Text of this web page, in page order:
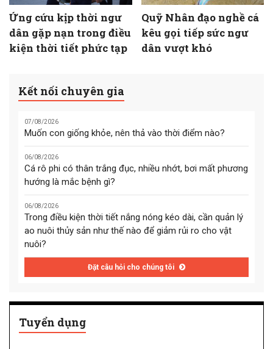
Ứng cứu kịp thời ngư
dân gặp nạn trong điều
kiện thời tiết phức tạp
Quỹ Nhân đạo nghề cá
kêu gọi tiếp sức ngư
dân vượt khó
Kết nối chuyên gia
07/08/2026
Muốn con giống khỏe, nên thả vào thời điểm nào?
06/08/2026
Cá rô phi có thân trắng đục, nhiều nhớt, bơi mất phương
hướng là mắc bệnh gì?
06/08/2026
Trong điều kiện thời tiết nắng nóng kéo dài, cần quản lý
ao nuôi thủy sản như thế nào để giảm rủi ro cho vật
nuôi?
Đặt câu hỏi cho chúng tôi
Tuyển dụng